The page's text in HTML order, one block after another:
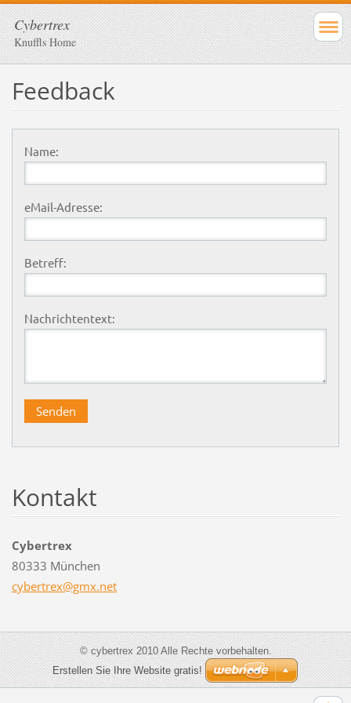
Cybertrex
Knuffls Home
Feedback
Name:
eMail-Adresse:
Betreff:
Nachrichtentext:
Kontakt
Cybertrex
80333 München
cybertrex@gmx.net
© cybertrex 2010 Alle Rechte vorbehalten.
Erstellen Sie Ihre Website gratis!